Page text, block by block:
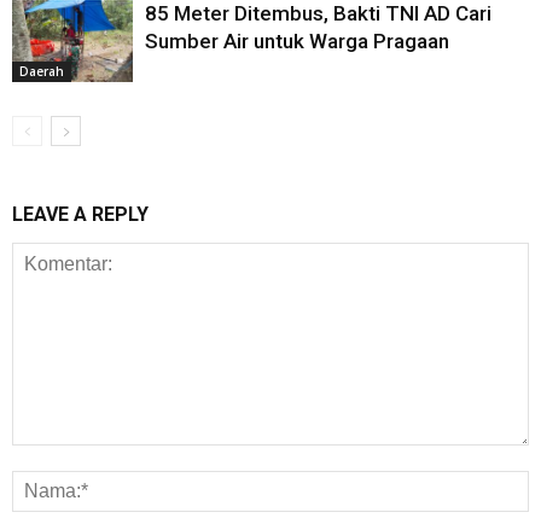
Daerah
85 Meter Ditembus, Bakti TNI AD Cari
Sumber Air untuk Warga Pragaan
LEAVE A REPLY